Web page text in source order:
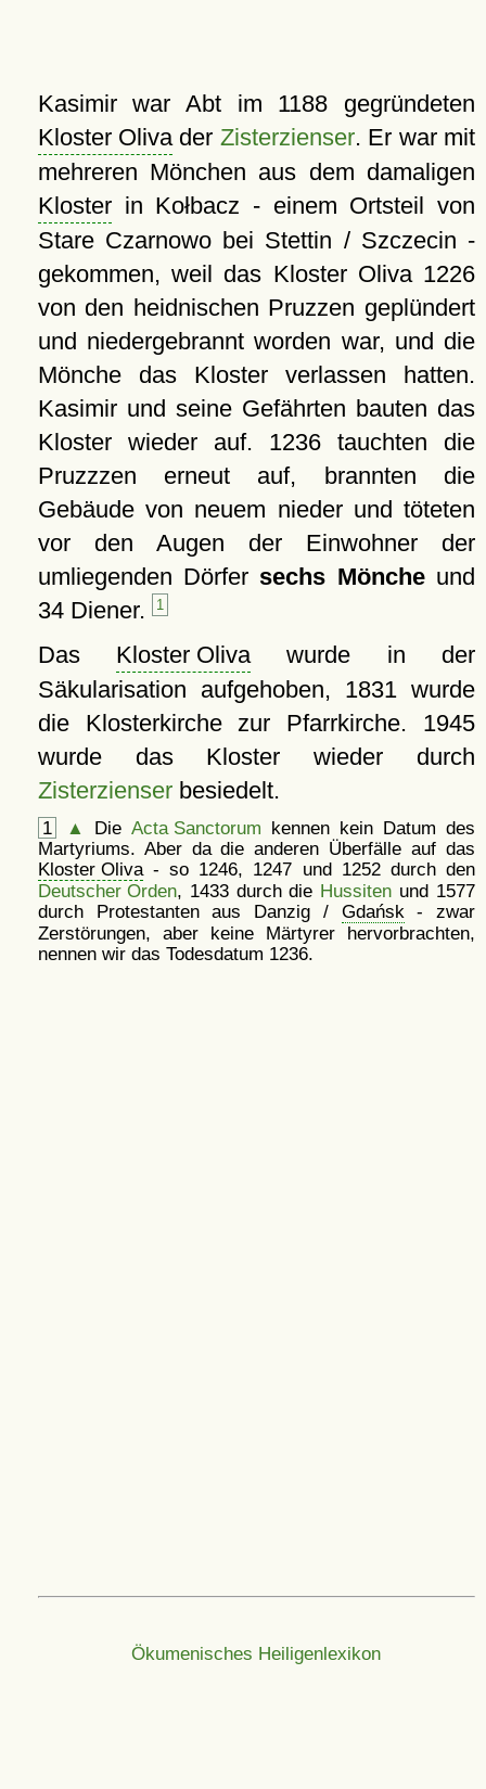
Kasimir war Abt im 1188 gegründeten
Kloster Olivader Zisterzienser. Er war mit
mehreren Mönchen aus dem damaligen
Klosterin Kołbacz - einem Ortsteil von
Stare Czarnowo bei Stettin / Szczecin -
gekommen, weil das Kloster Oliva 1226
von den heidnischen Pruzzen geplündert
und niedergebrannt worden war, und die
Mönche das Kloster verlassen hatten.
Kasimir und seine Gefährten bauten das
Kloster wieder auf. 1236 tauchten die
Pruzzzen erneut auf, brannten die
Gebäude von neuem nieder und töteten
vor den Augen der Einwohner der
umliegenden Dörfer sechs Möncheund
34 Diener.
1
Das Kloster Olivawurde in der
Säkularisation aufgehoben, 1831 wurde
die Klosterkirche zur Pfarrkirche. 1945
wurde das Kloster wieder durch
Zisterzienserbesiedelt.
1 ▲ Die Acta Sanctorum kennen kein Datum des
Martyriums. Aber da die anderen Überfälle auf das
Kloster Oliva- so 1246, 1247 und 1252 durch den
Deutscher Orden, 1433 durch die Hussiten und 1577
durch Protestanten aus Danzig / Gdańsk - zwar
Zerstörungen, aber keine Märtyrer hervorbrachten,
nennen wir das Todesdatum 1236.
Ökumenisches Heiligenlexikon